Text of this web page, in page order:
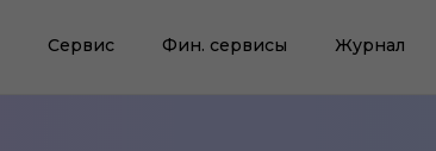
Сервис Фин. сервисы Журнал